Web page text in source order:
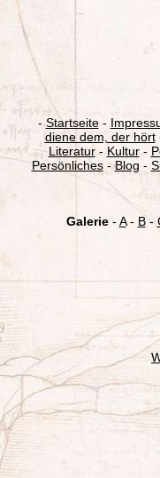
-Startseite-
diene dem, der hört
Literatur- Kultur-
Persönliches-Blog -
Galerie- A- B-